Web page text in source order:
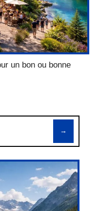
un bon ou bonne